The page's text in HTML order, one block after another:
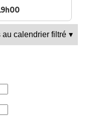
calendrier filtré ▾